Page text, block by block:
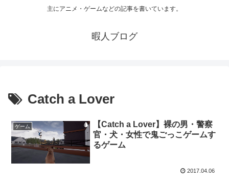
主にアニメ・ゲームなどの記事を書いています。
暇人ブログ
Catch a Lover
ゲーム
【Catch a Lover】裸の男・警察
官・犬・女性で鬼ごっこゲームす
るゲーム
2017.04.06